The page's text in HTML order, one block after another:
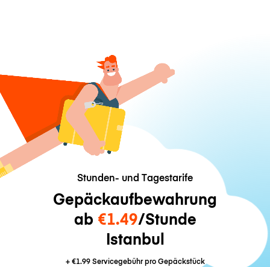
Stunden- und Tagestarife
Gepäckaufbewahrung
ab €1.49/Stunde
Istanbul
+€1.99Servicegebühr pro Gepäckstück